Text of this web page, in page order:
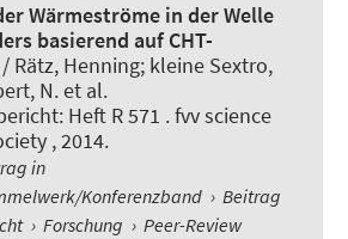
Wärmeströme in der Welle
basierend auf CHT-
/ Rätz, Henning; kleine Sextro,
N. et al.
Heft R 571 . fvv science
, 2014.
in
Konferenzband › Beitrag
› Forschung › Peer-Review